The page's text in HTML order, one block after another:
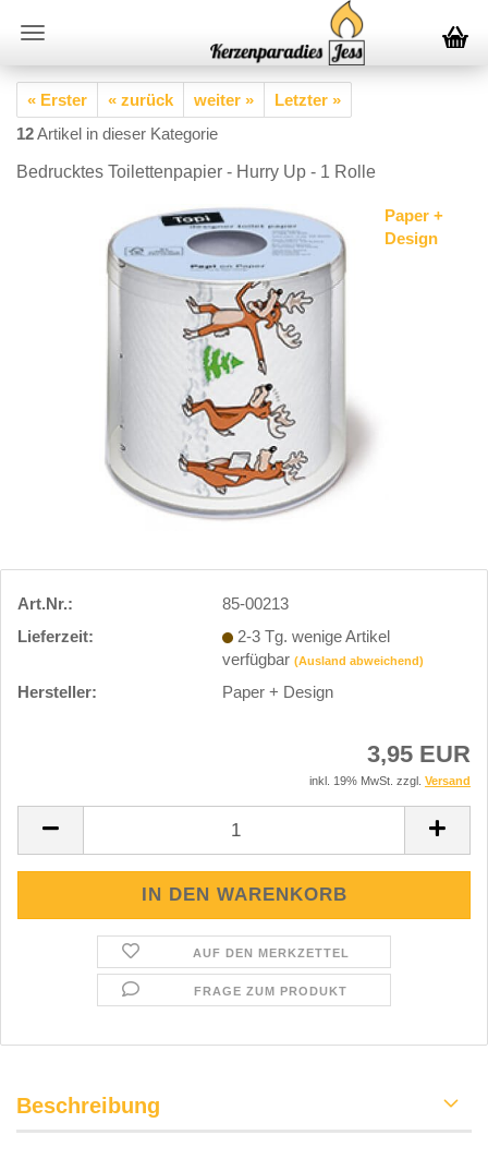
« Erster « zurück weiter »
Letzter »
12Artikel in dieser Kategorie
Bedrucktes Toilettenpapier - Hurry Up - 1 Rolle
Paper +
Design
Art.Nr.:
85-00213
Lieferzeit:
2-3 Tg. wenige Artikel
verfügbar(Ausland abweichend)
Hersteller: Paper + Design
3,95 EUR
inkl. 19% MwSt. zzgl. Versand
AUF DEN MERKZETTEL
FRAGE ZUM PRODUKT
Beschreibung